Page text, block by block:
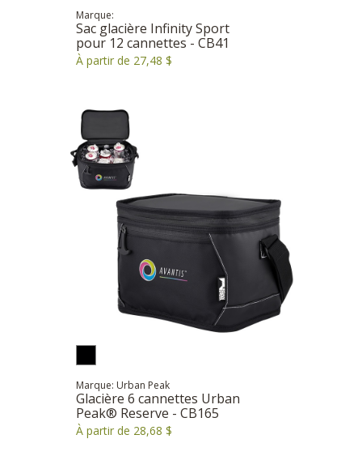
Marque:
Sac glacière Infinity Sport
pour 12 cannettes - CB41
À partir de 27,48 $
Marque: Urban Peak
Glacière 6 cannettes Urban
Peak® Reserve - CB165
À partir de 28,68 $